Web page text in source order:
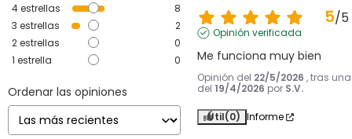
4estrellas
8
3 estrellas
2
2estrellas
0
1 estrella 0
Ordenar las opiniones
5/5
Opinión verificada
Me funciona muy bien
Opinión del 22/5/2026 , tras
del 19/4/2026 por S.V.
Útil(0) Informe